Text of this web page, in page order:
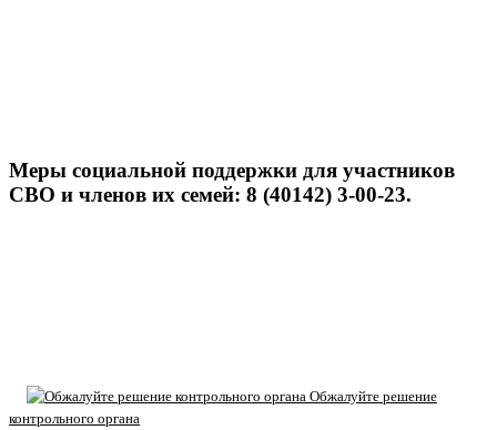
Меры социальной поддержки для участников
СВО и членов их семей: 8 (40142) 3-00-23.
Обжалуйте решение
контрольного органа